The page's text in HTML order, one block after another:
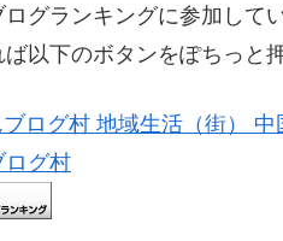
グランキングに参加して
以下のボタンをぽちっと
ログ村